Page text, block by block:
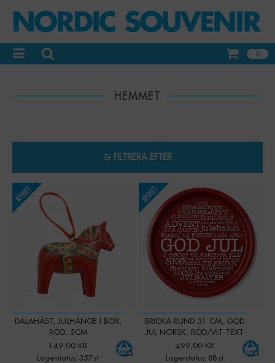
0
HEMMET
FILTRERA EFTER
DALAHÄST, JULHÄNGE I BOX,
RÖD, 5CM
149,00 KR
Lagerstatus: 357 st
Qty: -
BRICKA RUND 31 CM, GOD
JUL NORSK, RÖD/VIT TEXT
499,00 KR
Lagerstatus: 88 st
Qty: +
-